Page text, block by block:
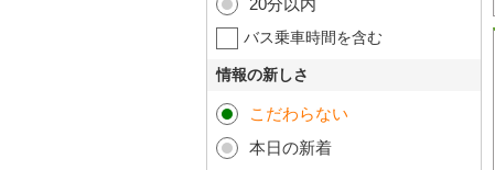
20分以内
バス乗車時間を含む
情報の新しさ
こだわらない
本日の新着